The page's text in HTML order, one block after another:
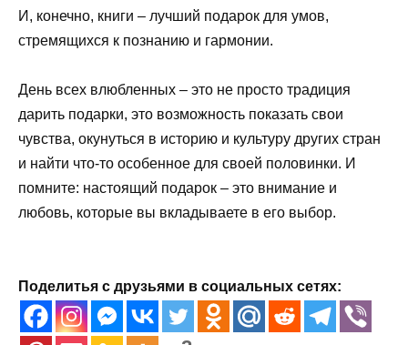
И, конечно, книги – лучший подарок для умов,
стремящихся к познанию и гармонии.
День всех влюбленных – это не просто традиция
дарить подарки, это возможность показать свои
чувства, окунуться в историю и культуру других стран
и найти что-то особенное для своей половинки. И
помните: настоящий подарок – это внимание и
любовь, которые вы вкладываете в его выбор.
Поделитья с друзьями в социальных сетях: